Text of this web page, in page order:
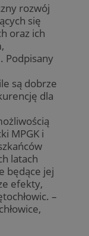
rozwój
się
oraz ich
Podpisany
są dobrze
dla
MPGK i
latach
będące jej
efekty,
–